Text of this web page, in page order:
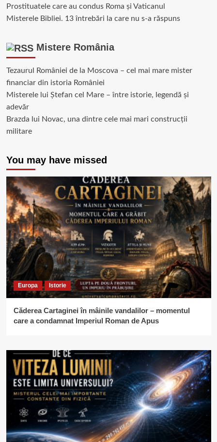
Prostituatele care au condus Roma și Vaticanul
Misterele Bibliei. 13 întrebări la care nu s-a răspuns
Mistere România
Tezaurul României de la Moscova – cel mai mare mister
financiar din istoria României
Misterele lui Ștefan cel Mare – între istorie, legendă și
adevăr
Brazda lui Novac, una dintre cele mai mari construcții
militare
You may have missed
Europa Istorie
Căderea Cartaginei în mâinile vandalilor – momentul
care a condamnat Imperiul Roman de Apus